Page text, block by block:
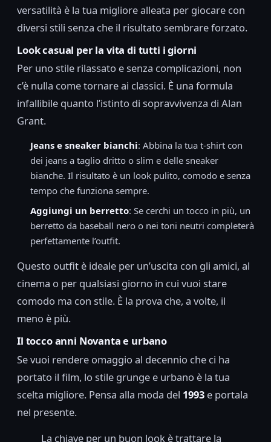
versatilità è la tua migliore alleata per giocare con
diversi stili senza che il risultato sembrare forzato.
Look casual per la vita di tutti i giorni
Per uno stile rilassato e senza complicazioni, non
c’è nulla come tornare ai classici. È una formula
infallibile quanto l’istinto di sopravvivenza di Alan
Grant.
Jeans e sneaker bianchi: Abbina la tua t-shirt con
dei jeans a taglio dritto o slim e delle sneaker
bianche. Il risultato è un look pulito, comodo e senza
tempo che funziona sempre.
Aggiungi un berretto: Se cerchi un tocco in più, un
berretto da baseball nero o nei toni neutri completerà
perfettamente l’outfit.
Questo outfit è ideale per un’uscita con gli amici, al
cinema o per qualsiasi giorno in cui vuoi stare
comodo ma con stile. È la prova che, a volte, il
meno è più.
Il tocco anni Novanta e urbano
Se vuoi rendere omaggio al decennio che ci ha
portato il film, lo stile grunge e urbano è la tua
scelta migliore. Pensa alla moda del 1993 e portala
nel presente.
La chiave per un buon look è trattare la